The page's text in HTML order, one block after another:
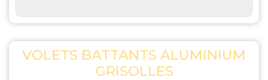
VOLETS BATTANTS ALUMINIUM
GRISOLLES